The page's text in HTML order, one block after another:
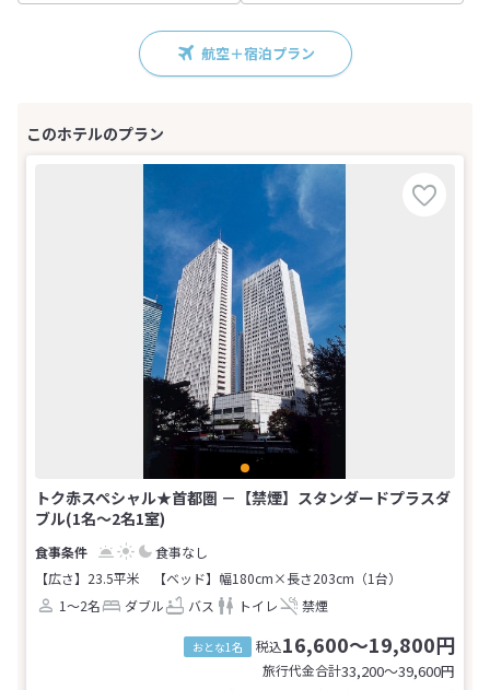
航空＋宿泊プラン
トク赤スペシャル★首都圏 －【禁煙】スタンダードプラスダ
ブル(1名～2名1室)
食事なし
【広さ】23.5平米
【ベッド】幅180cm×長さ203cm（1台）
1～2名
ダブル バス トイレ 禁煙
おとな1名 税込16,600～19,800円
旅行代金合計33,200〜39,600円